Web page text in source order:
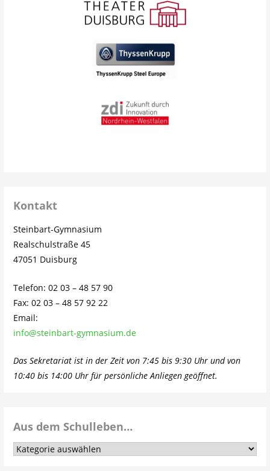
Kontakt
Steinbart-Gymnasium
Realschulstraße 45
47051 Duisburg
Telefon: 02 03 – 48 57 90
Fax: 02 03 – 48 57 92 22
Email:
info@steinbart-gymnasium.de
Das Sekretariat ist in der Zeit von 7:45 bis 9:30 Uhr und von
10:40 bis 14:00 Uhr für persönliche Anliegen geöffnet.
Aus dem Schulleben…
Aus